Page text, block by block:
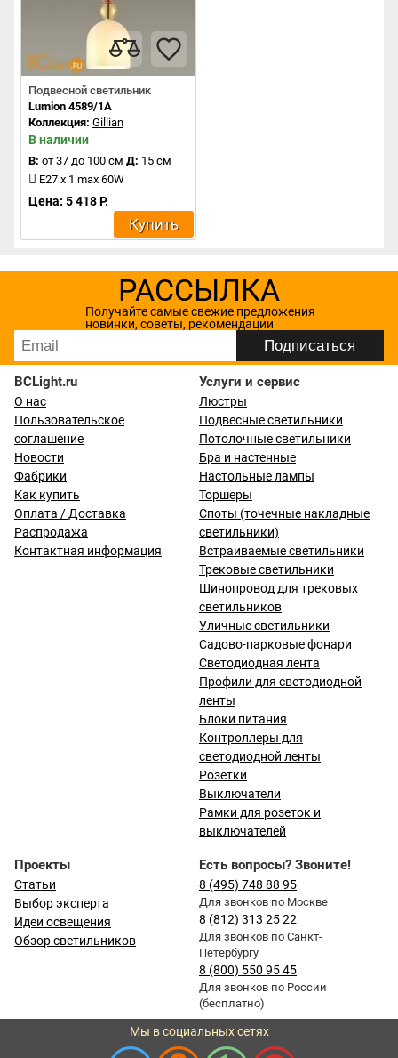
Подвесной светильник
Lumion 4589/1A
Коллекция: Gillian
В наличии
В: от 37 до 100 см Д: 15 см
E27 x 1 max 60W
Цена: 5 418 Р.
Купить
РАССЫЛКА
Получайте самые свежие предложения
новинки, советы, рекомендации
BCLight.ru
О нас
Пользовательское
соглашение
Новости
Фабрики
Как купить
Оплата / Доставка
Распродажа
Контактная информация
Услуги и сервис
Люстры
Подвесные светильники
Потолочные светильники
Бра и настенные
Настольные лампы
Торшеры
Споты (точечные накладные
светильники)
Встраиваемые светильники
Трековые светильники
Шинопровод для трековых
светильников
Уличные светильники
Садово-парковые фонари
Светодиодная лента
Профили для светодиодной
ленты
Блоки питания
Контроллеры для
светодиодной ленты
Розетки
Выключатели
Рамки для розеток и
выключателей
Проекты
Статьи
Выбор эксперта
Идеи освещения
Обзор светильников
Есть вопросы? Звоните!
8 (495) 748 88 95
Для звонков по Москве
8 (812) 313 25 22
Для звонков по Санкт-
Петербургу
8 (800) 550 95 45
Для звонков по России
(бесплатно)
Мы в социальных сетях